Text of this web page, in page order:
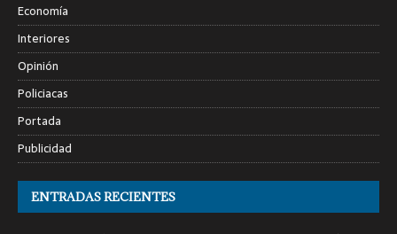
Economía
Interiores
Opinión
Policiacas
Portada
Publicidad
ENTRADAS RECIENTES